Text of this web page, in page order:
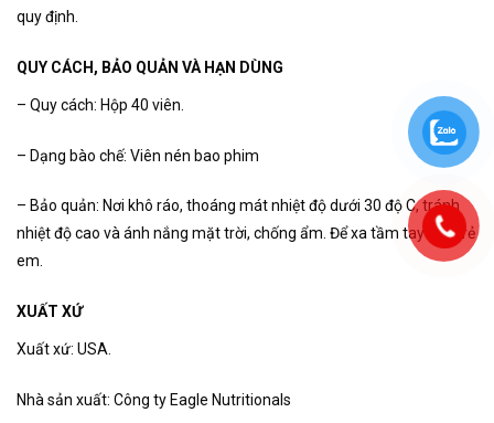
quy định.
QUY CÁCH, BẢO QUẢN VÀ HẠN DÙNG
– Quy cách: Hộp 40 viên.
– Dạng bào chế: Viên nén bao phim
– Bảo quản: Nơi khô ráo, thoáng mát nhiệt độ dưới 30 độ C, tránh
nhiệt độ cao và ánh nắng mặt trời, chống ẩm. Để xa tầm tay của trẻ
em.
XUẤT XỨ
Xuất xứ: USA.
Nhà sản xuất: Công ty Eagle Nutritionals